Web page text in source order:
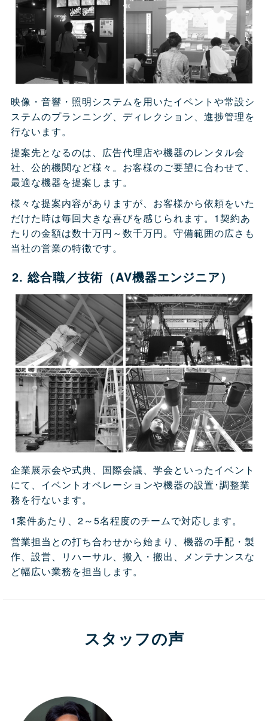
映像・音響・照明システムを用いたイベントや常設シ
ステムのプランニング、ディレクション、進捗管理を
行ないます。
提案先となるのは、広告代理店や機器のレンタル会
社、公的機関など様々。お客様のご要望に合わせて、
最適な機器を提案します。
様々な提案内容がありますが、お客様から依頼をいた
だけた時は毎回大きな喜びを感じられます。1契約あ
たりの金額は数十万円～数千万円。守備範囲の広さも
当社の営業の特徴です。
2. 総合職／技術（AV機器エンジニア）
企業展示会や式典、国際会議、学会といったイベント
にて、イベントオペレーションや機器の設置･調整業
務を行ないます。
1案件あたり、2～5名程度のチームで対応します。
営業担当との打ち合わせから始まり、機器の手配・製
作、設営、リハーサル、搬入・搬出、メンテナンスな
ど幅広い業務を担当します。
スタッフの声